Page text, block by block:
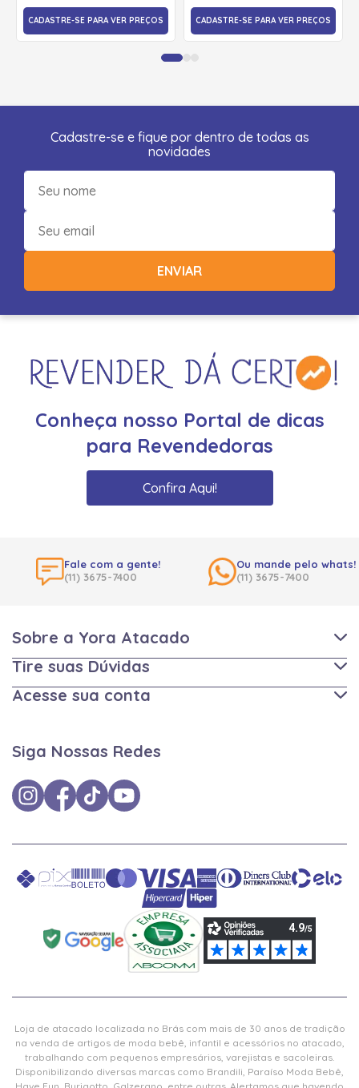
CADASTRE-SE PARA VER PREÇOS CADASTRE-SE PARA VER PREÇOS
Cadastre-se e fique por dentro de todas as
novidades
ENVIAR
Conheça nosso Portal de dicas
para Revendedoras
Confira Aqui!
Fale com a gente!
(11) 3675-7400
Ou mande pelo whats!
(11) 3675-7400
Sobre a Yora Atacado
Tire suas Dúvidas
Acesse sua conta
Siga Nossas Redes
Loja de atacado localizada no Brás com mais de 30 anos de tradição
na venda de artigos de moda bebê, infantil e acessórios no atacado,
trabalhando com pequenos empresários, varejistas e sacoleiras.
Disponibilizando diversas marcas como Brandili, Paraíso Moda Bebê,